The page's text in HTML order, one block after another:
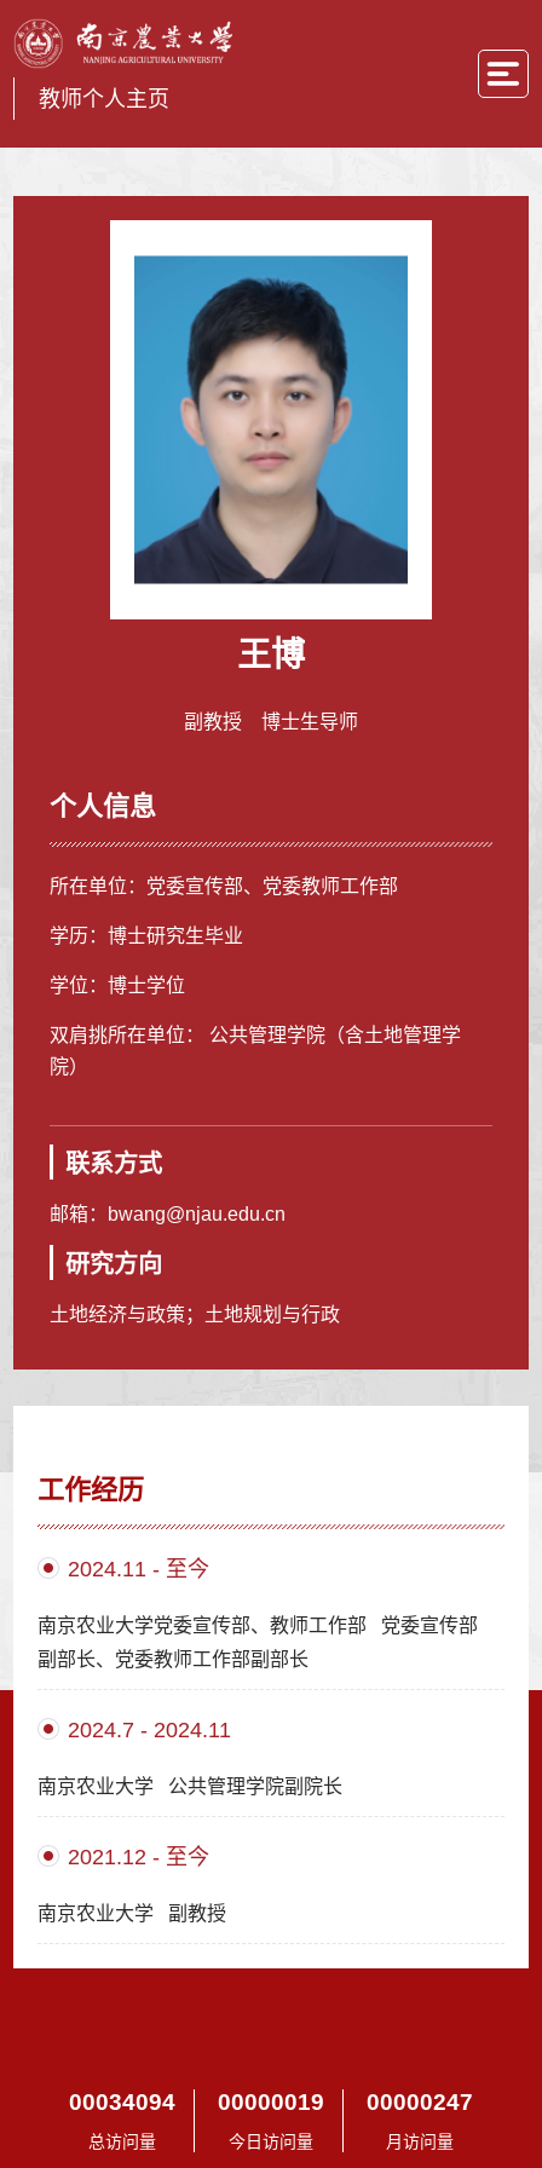
教师个人主页
王博
副教授 博士生导师
个人信息
所在单位：党委宣传部、党委教师工作部
学历：博士研究生毕业
学位：博士学位
双肩挑所在单位： 公共管理学院（含土地管理学
院）
联系方式
邮箱： bwang@njau.edu.cn
研究方向
土地经济与政策；土地规划与行政
工作经历
2024.11 - 至今
南京农业大学党委宣传部、教师工作部 党委宣传部
副部长、党委教师工作部副部长
2024.7 - 2024.11
南京农业大学 公共管理学院副院长
2021.12 - 至今
南京农业大学 副教授
00034094
总访问量
00000019
今日访问量
00000247
月访问量